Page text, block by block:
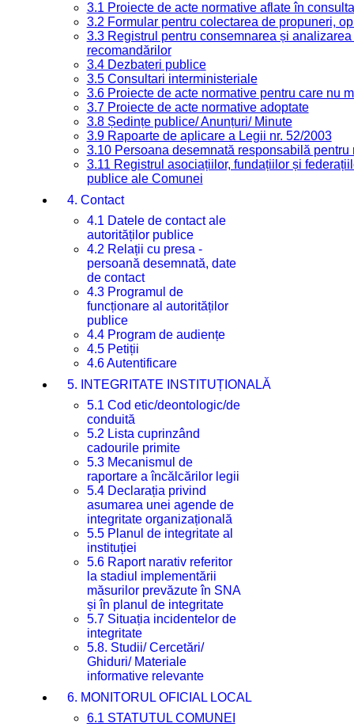
3.1 Proiecte de acte normative aflate în
3.2 Formular pentru colectarea de propuneri,
3.3 Registrul pentru consemnarea și
recomandărilor
3.4 Dezbateri publice
3.5 Consultari interministeriale
3.6 Proiecte de acte normative pentru care nu
3.7 Proiecte de acte normative adoptate
3.8 Ședințe publice/ Anunțuri/ Minute
3.9 Rapoarte de aplicare a Legii nr. 52/2003
3.10 Persoana desemnată responsabilă
3.11 Registrul asociațiilor, fundațiilor și
publice ale Comunei
4. Contact
4.1 Datele de contact ale
autorităților publice
4.2 Relații cu presa -
persoană desemnată, date
de contact
4.3 Programul de
funcționare al autorităților
publice
4.4 Program de audiențe
4.5 Petiții
4.6 Autentificare
5. INTEGRITATE INSTITUȚIONALĂ
5.1 Cod etic/deontologic/de
conduită
5.2 Lista cuprinzând
cadourile primite
5.3 Mecanismul de
raportare a încălcărilor legii
5.4 Declarația privind
asumarea unei agende de
integritate organizațională
5.5 Planul de integritate al
instituției
5.6 Raport narativ referitor
la stadiul implementării
măsurilor prevăzute în SNA
și în planul de integritate
5.7 Situația incidentelor de
integritate
5.8. Studii/ Cercetări/
Ghiduri/ Materiale
informative relevante
6. MONITORUL OFICIAL LOCAL
6.1 STATUTUL COMUNEI